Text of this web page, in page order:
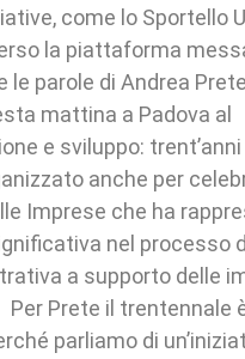
come lo Sportello
la piattaforma
parole di Andrea
mattina a Padova al
e sviluppo:
anche per
Imprese che ha
nel processo
a supporto delle
Prete il trentennale
parliamo di